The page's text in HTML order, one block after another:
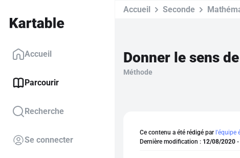
Accueil
Parcourir
Recherche
Se connecter
Accueil Seconde
Donner le sens
Méthode
Ce contenu a été rédigé par l'équipe
Dernière modification : 12/08/2020 -